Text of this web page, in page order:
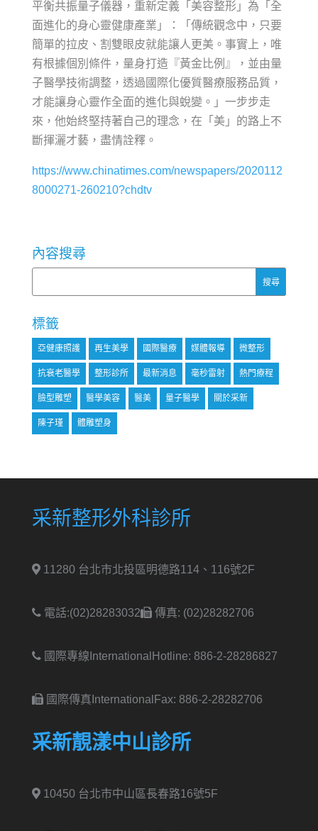
平衡共振量子儀器，重新定義「美容整形」為「全
面進化的身心靈健康產業」：「傳統觀念中，只要
簡單的拉皮、割雙眼皮就能讓人更美。事實上，唯
有根據個別條件，量身打造『黃金比例』，並由量
子醫學技術調整，透過國際化優質醫療服務品質，
才能讓身心靈作全面的進化與蛻變。」一步步走
來，他始終堅持著自己的理念，在「美」的路上不
斷揮灑才藝，盡情詮釋。
https://www.chinatimes.com/newspapers/2020112
8000271-260210?chdtv
內容搜尋
標籤
亞健康照護 再生美學 國際醫療 媒體報導 微整形
抗衰老醫學 整形診所 最新消息 毫秒雷射 熱門療程
臉型雕塑 醫學美容 醫美 量子醫學 關於采新
陳子瑾 體雕塑身
采新整形外科診所
11280 台北市北投區明德路114、116號2F
電話:(02)28283032 傳真: (02)28282706
國際專線International Hotline: 886-2-28286827
國際傳真International Fax: 886-2-28282706
采新靚漾中山診所
10450 台北市中山區長春路16號5F